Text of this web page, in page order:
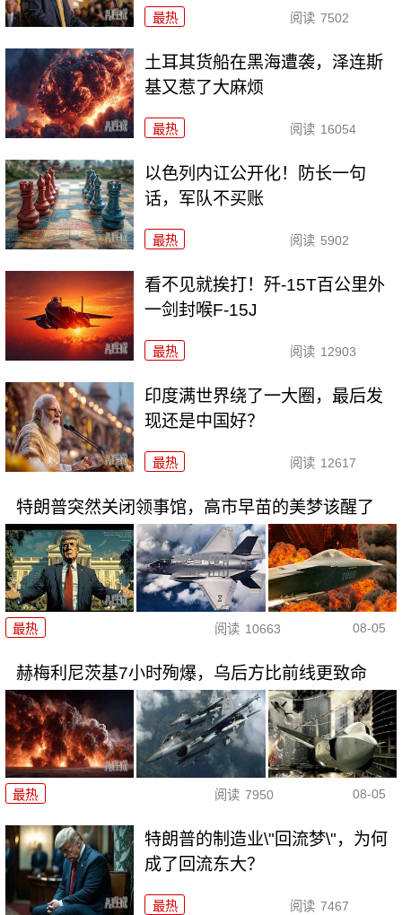
最热 阅读 7502
土耳其货船在黑海遭袭，泽连斯
基又惹了大麻烦
最热 阅读 16054
以色列内讧公开化！防长一句
话，军队不买账
最热 阅读 5902
看不见就挨打！歼-15T百公里外
一剑封喉F-15J
最热 阅读 12903
印度满世界绕了一大圈，最后发
现还是中国好？
最热 阅读 12617
特朗普突然关闭领事馆，高市早苗的美梦该醒了
最热 阅读 10663 08-05
赫梅利尼茨基7小时殉爆，乌后方比前线更致命
最热 阅读 7950 08-05
特朗普的制造业\"回流梦\"，为何
成了回流东大？
最热 阅读 7467